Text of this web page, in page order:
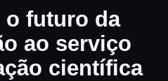
o futuro da
ao serviço
científica